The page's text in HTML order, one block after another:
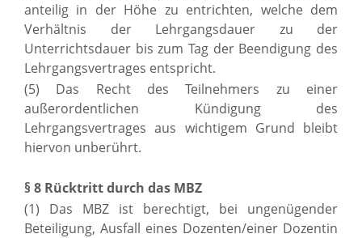
anteilig in der Höhe zu entrichten, welche dem
Verhältnis der Lehrgangsdauer zu der
Unterrichtsdauer bis zum Tag der Beendigung des
Lehrgangsvertrages entspricht.
(5) Das Recht des Teilnehmers zu einer
außerordentlichen Kündigung des
Lehrgangsvertrages aus wichtigem Grund bleibt
hiervon unberührt.
§ 8 Rücktritt durch das MBZ
(1) Das MBZ ist berechtigt, bei ungenügender
Beteiligung, Ausfall eines Dozenten/einer Dozentin